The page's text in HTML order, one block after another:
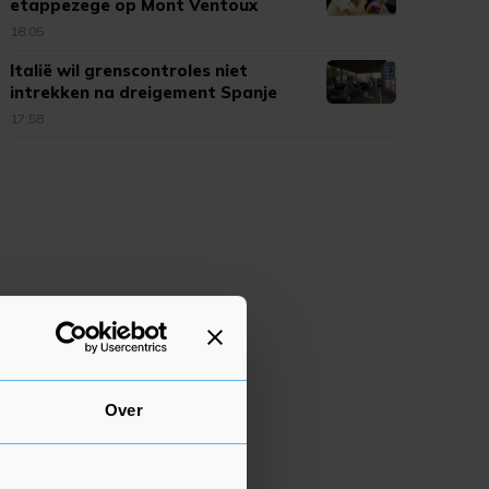
Over
etappezege op Mont Ventoux
18:05
Italië wil grenscontroles niet
intrekken na dreigement Spanje
17:58